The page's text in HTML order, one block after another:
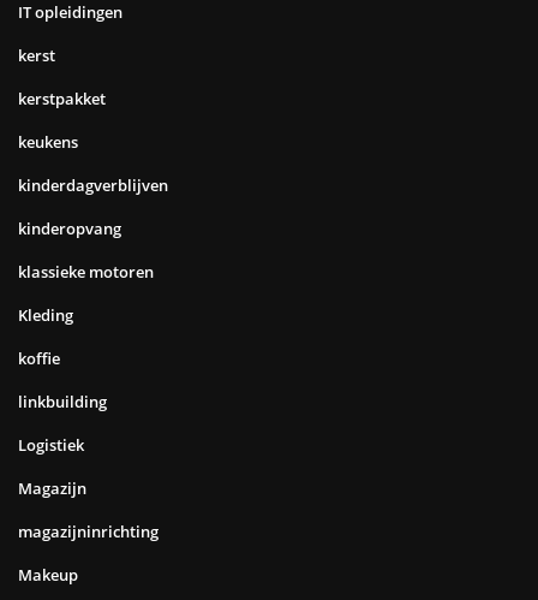
IT opleidingen
kerst
kerstpakket
keukens
kinderdagverblijven
kinderopvang
klassieke motoren
Kleding
koffie
linkbuilding
Logistiek
Magazijn
magazijninrichting
Makeup